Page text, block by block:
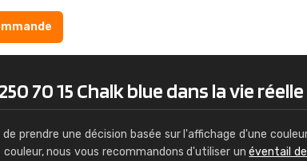
70 15 Chalk blue dans la vie réelle
prendre une décision basée sur l'affichage d'une
couleur, nous vous recommandons d'utiliser unéventail